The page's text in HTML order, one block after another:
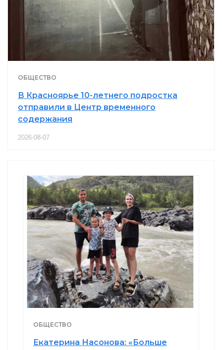
ОБЩЕСТВО
В Красноярье 10-летнего подростка
отправили в Центр временного
содержания
2026-08-07
ОБЩЕСТВО
Екатерина Насонова: «Больше